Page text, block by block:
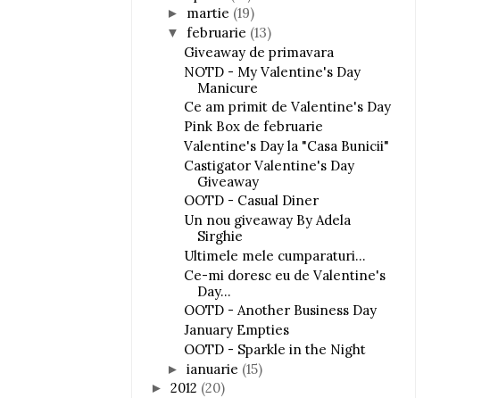
► martie (19)
▼ februarie (13)
Giveaway de primavara
NOTD - My Valentine's Day
Manicure
Ce am primit de Valentine's Day
Pink Box de februarie
Valentine's Day la "Casa Bunicii"
Castigator Valentine's Day
Giveaway
OOTD - Casual Diner
Un nou giveaway By Adela
Sirghie
Ultimele mele cumparaturi...
Ce-mi doresc eu de Valentine's
Day...
OOTD - Another Business Day
January Empties
OOTD - Sparkle in the Night
► ianuarie (15)
► 2012 (20)